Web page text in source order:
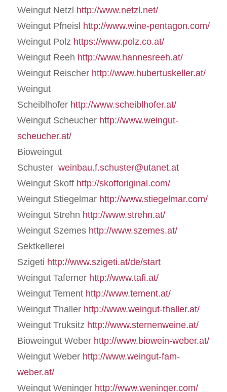
Weingut Netzl http://www.netzl.net/
Weingut Pfneisl http://www.wine-pentagon.com/
Weingut Polz https://www.polz.co.at/
Weingut Reeh http://www.hannesreeh.at/
Weingut Reischer http://www.hubertuskeller.at/
Weingut
Scheiblhofer http://www.scheiblhofer.at/
Weingut Scheucher http://www.weingut-
scheucher.at/
Bioweingut
Schuster weinbau.f.schuster@utanet.at
Weingut Skoff http://skofforiginal.com/
Weingut Stiegelmar http://www.stiegelmar.com/
Weingut Strehn http://www.strehn.at/
Weingut Szemes http://www.szemes.at/
Sektkellerei
Szigeti http://www.szigeti.at/de/start
Weingut Taferner http://www.tafi.at/
Weingut Tement http://www.tement.at/
Weingut Thaller http://www.weingut-thaller.at/
Weingut Truksitz http://www.sternenweine.at/
Bioweingut Weber http://www.biowein-weber.at/
Weingut Weber http://www.weingut-fam-
weber.at/
Weingut Weninger http://www.weninger.com/